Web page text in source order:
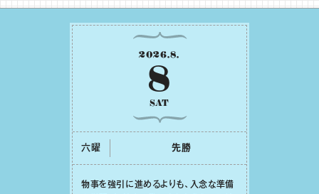
2026.8.
8
SAT
六曜 先勝
物事を強引に進めるよりも、⼊念な準備